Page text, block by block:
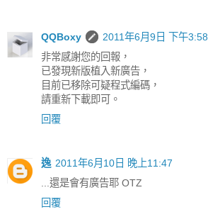
QQBoxy
2011年6月9日 下午3:58
非常感謝您的回報，
已發現新版植入新廣告，
目前已移除可疑程式編碼，
請重新下載即可。
回覆
逸 2011年6月10日 晚上11:47
...還是會有廣告耶 OTZ
回覆